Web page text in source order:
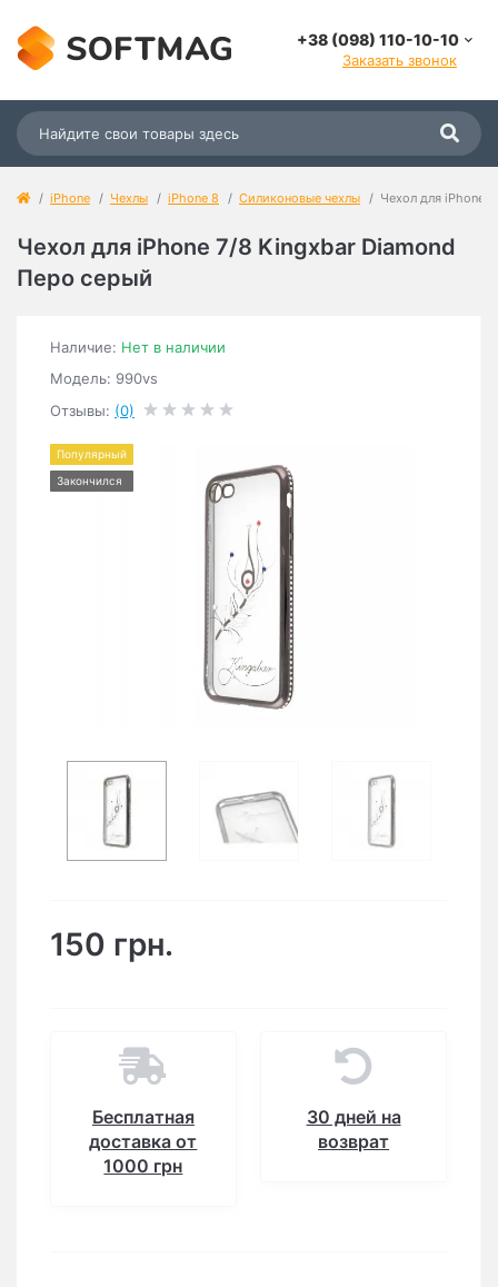
+38 (098) 110-10-10
Заказать звонок
iPhone Чехлы iPhone 8 Силиконовые чехлы Чехол для iPhone
Чехол для iPhone 7/8 Kingxbar Diamond
Перо серый
Наличие: Нет в наличии
Модель: 990vs
Отзывы: (0)
Популярный
Закончился
150 грн.
Бесплатная
доставка от
1000 грн
30 дней на
возврат